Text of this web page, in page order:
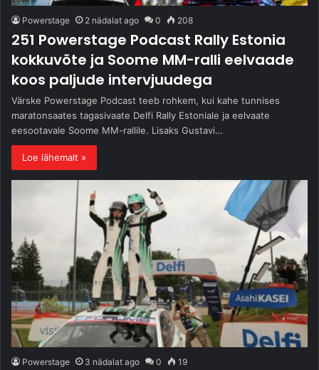
Powerstage 2 nädalat ago 0 208
251 Powerstage Podcast Rally Estonia
kokkuvõte ja Soome MM-ralli eelvaade
koos paljude intervjuudega
Värske Powerstage Podcast teeb rohkem, kui kahe tunnises
maratonsaates tagasivaate Delfi Rally Estoniale ja eelvaate
eesootavale Soome MM-rallile. Lisaks Gustavi…
Loe lähemalt »
Powerstage 3 nädalat ago 0 19